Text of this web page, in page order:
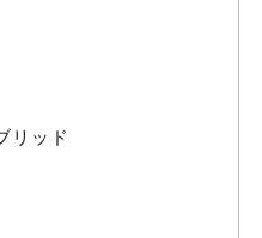
リッド